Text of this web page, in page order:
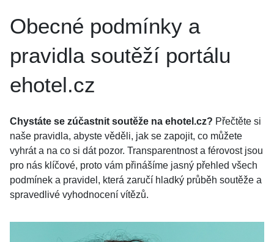
Obecné podmínky a
pravidla soutěží portálu
ehotel.cz
Chystáte se zúčastnit soutěže na ehotel.cz? Přečtěte si
naše pravidla, abyste věděli, jak se zapojit, co můžete
vyhrát a na co si dát pozor. Transparentnost a férovost jsou
pro nás klíčové, proto vám přinášíme jasný přehled všech
podmínek a pravidel, která zaručí hladký průběh soutěže a
spravedlivé vyhodnocení vítězů.